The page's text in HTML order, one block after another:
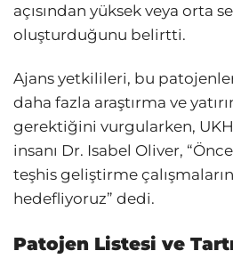
açısından yüksek veya orta
oluşturduğunu belirtti.
Ajans yetkilileri, bu
daha fazla araştırma ve
gerektiğini vurgularken,
insanı Dr. Isabel Oliver,
teşhis geliştirme
hedefliyoruz” dedi.
Patojen Listesi ve